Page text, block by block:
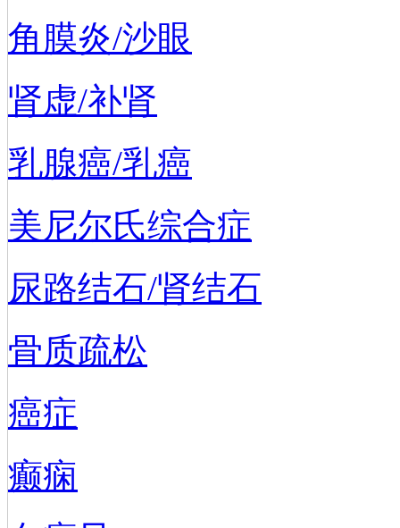
角膜炎/沙眼
肾虚/补肾
乳腺癌/乳癌
美尼尔氏综合症
尿路结石/肾结石
骨质疏松
癌症
癫痫